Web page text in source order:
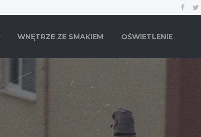
WNĘTRZE ZE SMAKIEM OŚWIETLENIE